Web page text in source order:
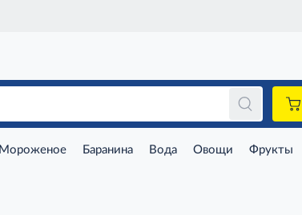
Мороженое Баранина Вода Овощи Фрукты